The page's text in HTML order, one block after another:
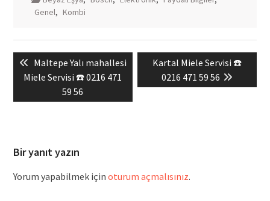
Genel, Kombi
gezinmesi
Previous
post:
Maltepe Yalı mahallesi
Miele Servisi ☎️ 0216 471
59 56
Next
post:
Kartal Miele Servisi ☎️
0216 471 59 56
Bir yanıt yazın
Yorum yapabilmek için oturum açmalısınız.